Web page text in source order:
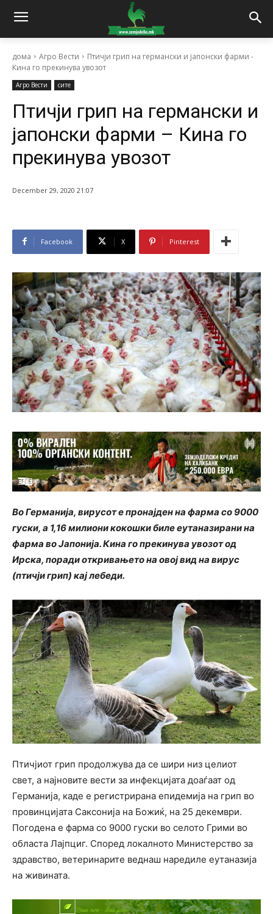
дома Агро Вести
Птичји грип на германски и јапонски фарми -
Кина го прекинува увозот
Агро Вести сите
Птичји грип на германски и
јапонски фарми – Кина го
прекинува увозот
December 29, 2020 21:07
Facebook X Pinterest
Во Германија, вирусот е пронајден на фарма со 9000
гуски, а 1,16 милиони кокошки биле еутаназирани на
фарма во Јапонија. Кина го прекинува увозот од
Ирска, поради откривањето на овој вид на вирус
(птичји грип) кај лебеди.
Птичјиот грип продолжува да се шири низ целиот
свет, а најновите вести за инфекцијата доаѓаат од
Германија, каде е регистрирана епидемија на грип во
провинцијата Саксонија на Божиќ, на 25 декември.
Погодена е фарма со 9000 гуски во селото Грими во
областа Лајпциг. Според локалното Министерство за
здравство, ветеринарите веднаш наредиле еутаназија
на живината.